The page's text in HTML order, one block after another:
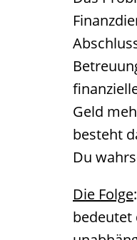
Geld
besteht
Du
Die Folge
bedeutet